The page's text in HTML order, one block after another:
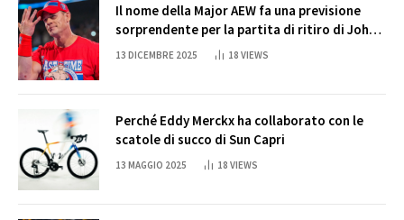
Il nome della Major AEW fa una previsione
sorprendente per la partita di ritiro di John
Cena
13 DICEMBRE 2025 18 VIEWS
Perché Eddy Merckx ha collaborato con le
scatole di succo di Sun Capri
13 MAGGIO 2025 18 VIEWS